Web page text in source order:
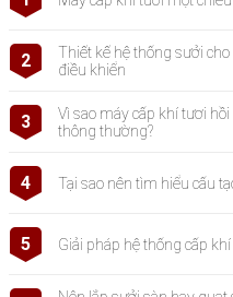
2
Thiết kế hệ thống sưởi
điều khiển
3
Vì sao máy cấp khí tươi
thông thường?
4 Tại sao nên tìm hiểu cấu
5 Giải pháp hệ thống cấp